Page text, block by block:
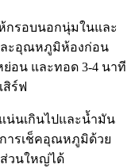
กรอบนอกนุ่มในและ
ละอุณหภูมิห้องก่อน
อน และทอด 3-4 นาที
สิร์ฟ
น่นเกินไปและน้ำมัน
ารเช็คอุณหภูมิด้วย
วนใหญ่ได้